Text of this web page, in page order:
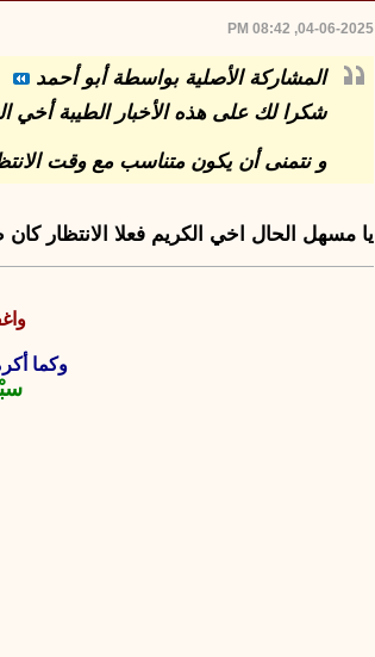
04-06-2025, 08:42 PM
المشاركة الأصلية بواسطةأبو أحمد
شكرا لك على هذه الأخبار الطيبة أخي
و نتمنى أن يكون متناسب مع وقت
يا مسهل الحال اخي الكريم فعلا الانتظار كان
وكما